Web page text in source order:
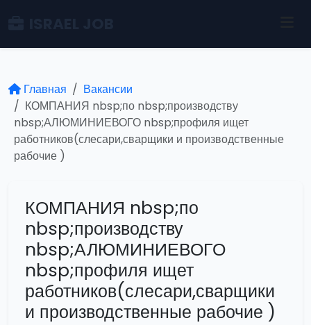
Главная
Вакансии
КОМПАНИЯ nbsp;по nbsp;производству
nbsp;АЛЮМИНИЕВОГО nbsp;профиля ищет
работников(слесари,сварщики и производственные
рабочие )
КОМПАНИЯ nbsp;по
nbsp;производству
nbsp;АЛЮМИНИЕВОГО
nbsp;профиля ищет
работников(слесари,сварщики
и производственные рабочие )